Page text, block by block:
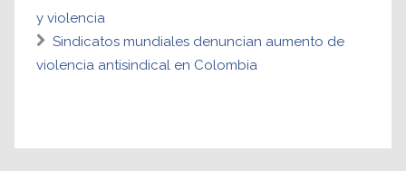
y violencia
Sindicatos mundiales denuncian aumento de
violencia antisindical en Colombia